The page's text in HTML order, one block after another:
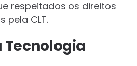
respeitados os direitos
pela CLT.